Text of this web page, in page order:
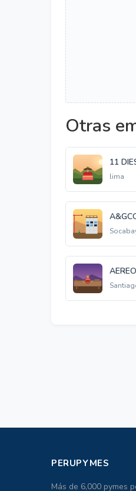
Otras
11
lima
PERUPYMES
Más de 6,000 pymes